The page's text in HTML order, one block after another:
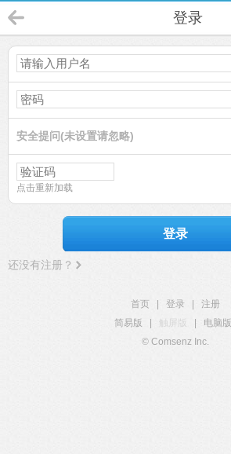
登录
安全提问(未设置请忽略)
点击重新加载
登录
还没有注册？
首页 登录
注册
简易版
触屏版 电脑版
© Comsenz Inc.